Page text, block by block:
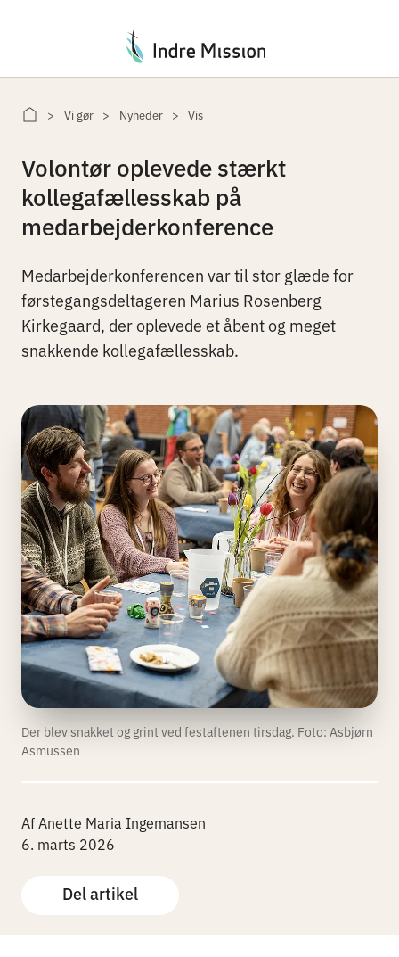
Vi gør Nyheder Vis
Volontør oplevede stærkt
kollegafællesskab på
medarbejderkonference
Medarbejderkonferencen var til stor glæde for
førstegangsdeltageren Marius Rosenberg
Kirkegaard, der oplevede et åbent og meget
snakkende kollegafællesskab.
Der blev snakket og grint ved festaftenen tirsdag. Foto: Asbjørn
Asmussen
Af Anette Maria Ingemansen
6. marts 2026
Del artikel